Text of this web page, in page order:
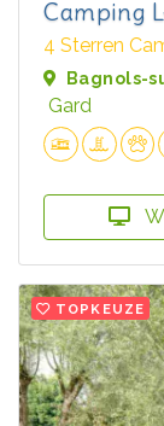
Camping
4 Sterren
Bagnols-
Gard
TOPKEUZE